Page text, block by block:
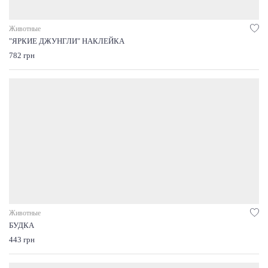
Животные
"ЯРКИЕ ДЖУНГЛИ" НАКЛЕЙКА
782 грн
Животные
БУДКА
443 грн